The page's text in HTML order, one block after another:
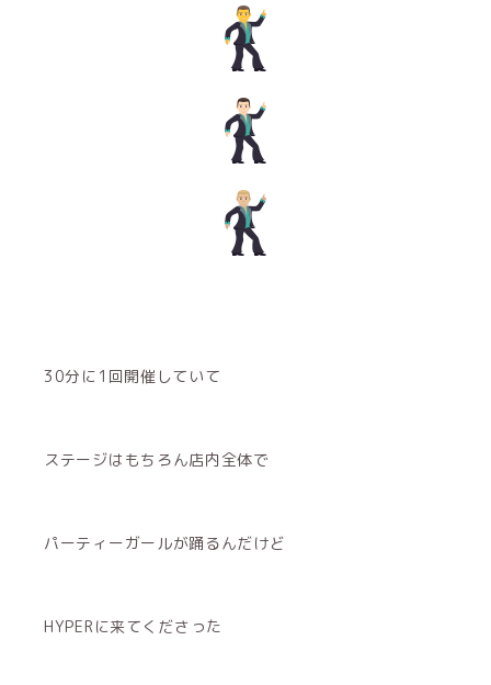
30分に1回開催していて
ステージはもちろん店内全体で
パーティーガールが踊るんだけど
HYPERに来てくださった